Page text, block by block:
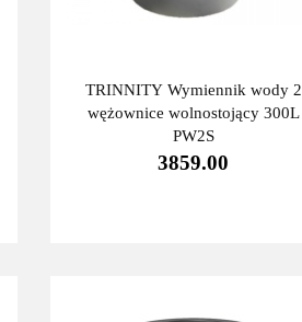
TRINNITY Wymiennik wody 2
wężownice wolnostojący 300L
PW2S
3859.00